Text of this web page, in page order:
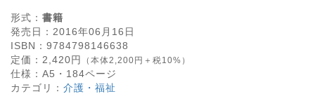
形式： 書籍
発売日： 2016年06月16日
ISBN： 9784798146638
定価： 2,420円 （本体2,200円＋税10%）
仕様： A5・ 184ページ
カテゴリ： 介護・福祉